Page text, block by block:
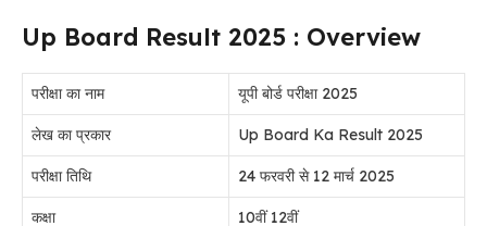
Up Board Result 2025 : Overview
परीक्षा का नाम यूपी बोर्ड परीक्षा 2025
लेख का प्रकार Up Board Ka Result 2025
परीक्षा तिथि 24 फरवरी से 12 मार्च 2025
कक्षा 10वीं 12वीं